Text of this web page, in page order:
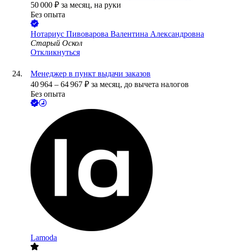
50 000 ₽ за месяц, на руки
Без опыта
Нотариус Пивоварова Валентина Александровна
Старый Оскол
Откликнуться
Менеджер в пункт выдачи заказов
40 964 – 64 967 ₽ за месяц, до вычета налогов
Без опыта
Lamoda